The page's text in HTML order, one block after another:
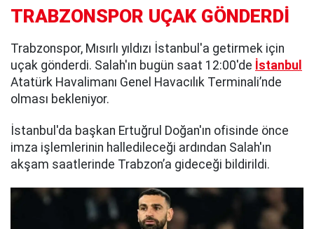
TRABZONSPOR UÇAK GÖNDERDİ
Trabzonspor, Mısırlı yıldızı İstanbul'a getirmek için
uçak gönderdi. Salah'ın bugün saat 12:00'de İstanbul
Atatürk Havalimanı Genel Havacılık Terminali’nde
olması bekleniyor.
İstanbul'da başkan Ertuğrul Doğan'ın ofisinde önce
imza işlemlerinin halledileceği ardından Salah'ın
akşam saatlerinde Trabzon’a gideceği bildirildi.